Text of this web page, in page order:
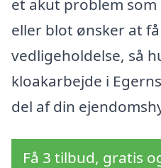
et akut problem
eller blot ønsker at
vedligeholdelse, så
kloakarbejde i
del af din
Få 3 tilbud, gratis